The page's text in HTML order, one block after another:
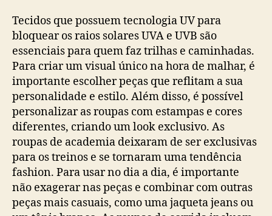
Tecidos que possuem tecnologia UV para
bloquear os raios solares UVA e UVB são
essenciais para quem faz trilhas e caminhadas.
Para criar um visual único na hora de malhar, é
importante escolher peças que reflitam a sua
personalidade e estilo. Além disso, é possível
personalizar as roupas com estampas e cores
diferentes, criando um look exclusivo. As
roupas de academia deixaram de ser exclusivas
para os treinos e se tornaram uma tendência
fashion. Para usar no dia a dia, é importante
não exagerar nas peças e combinar com outras
peças mais casuais, como uma jaqueta jeans ou